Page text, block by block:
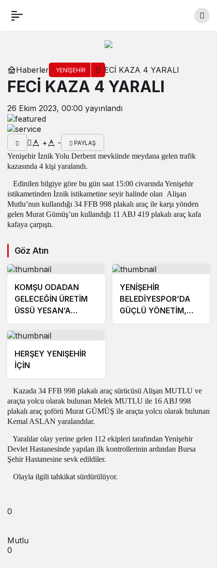
Haberler YENIŞEHIR FECİ KAZA 4 YARALI
FECİ KAZA 4 YARALI
26 Ekim 2023, 00:00 yayınlandı
+ - PAYLAŞ
Yenişehir İznik Yolu Derbent mevkiinde meydana gelen trafik
kazasında 4 kişi yaralandı.
Edinilen bilgiye göre bu gün saat 15:00 civarında Yenişehir
istikametinden İznik istikametine seyir halinde olan Alişan
Mutlu’nun kullandığı 34 FFB 998 plakalı araç ile karşı yönden
gelen Murat Gümüş’un kullandığı 11 ABJ 419 plakalı araç kafa
kafaya çarpıştı.
Göz Atın
KOMŞU ODADAN
GELECEĞİN ÜRETİM
ÜSSÜ YESAN’A
YENİŞEHİR
BELEDİYESPOR’DA
GÜÇLÜ YÖNETİM,
HERŞEY YENIŞEHİR
İÇİN
Kazada 34 FFB 998 plakalı araç sürücüsü Alişan MUTLU ve
araçta yolcu olarak bulunan Melek MUTLU ile 16 ABJ 998
plakalı araç şoförü Murat GÜMÜŞ ile araçta yolcu olarak bulunan
Kemal ASLAN yaralandılar.
Yaralılar olay yerine gelen 112 ekipleri tarafından Yenişehir
Devlet Hastanesinde yapılan ilk kontrollerinin ardından Bursa
Şehir Hastanesine sevk edildiler.
Olayla ilgili tahkikat sürdürülüyor.
0
Mutlu
0